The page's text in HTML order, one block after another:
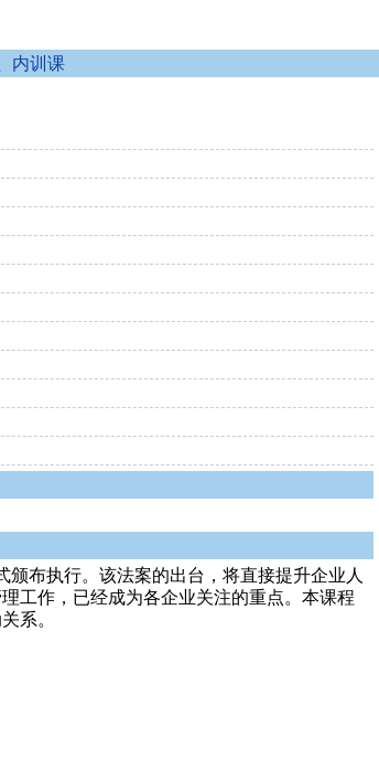
内训课
布执行。该法案的出台，将直接提升企业人
工作，已经成为各企业关注的重点。本课程
系。